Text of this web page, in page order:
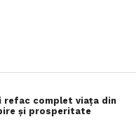
refac complet viața din
și prosperitate